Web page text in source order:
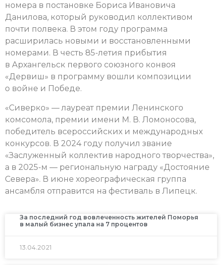
номера в постановке Бориса Ивановича
Данилова, который руководил коллективом
почти полвека. В этом году программа
расширилась новыми и восстановленными
номерами. В честь 85-летия прибытия
в Архангельск первого союзного конвоя
«Дервиш» в программу вошли композиции
о войне и Победе.
«Сиверко» — лауреат премии Ленинского
комсомола, премии имени М. В. Ломоносова,
победитель всероссийских и международных
конкурсов. В 2024 году получил звание
«Заслуженный коллектив народного творчества»,
а в 2025-м — региональную награду «Достояние
Севера». В июне хореографическая группа
ансамбля отправится на фестиваль в Липецк.
За последний год вовлеченность жителей Поморья
в малый бизнес упала на 7 процентов
13.04.2021